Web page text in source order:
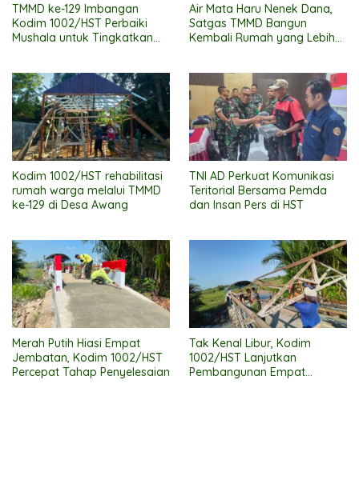
TMMD ke-129 Imbangan
Kodim 1002/HST Perbaiki
Mushala untuk Tingkatkan
Air Mata Haru Nenek Dana,
Satgas TMMD Bangun
Kembali Rumah yang Lebih
Kodim 1002/HST rehabilitasi
rumah warga melalui TMMD
ke-129 di Desa Awang
TNI AD Perkuat Komunikasi
Teritorial Bersama Pemda
dan Insan Pers di HST
Merah Putih Hiasi Empat
Jembatan, Kodim 1002/HST
Percepat Tahap Penyelesaian
Tak Kenal Libur, Kodim
1002/HST Lanjutkan
Pembangunan Empat